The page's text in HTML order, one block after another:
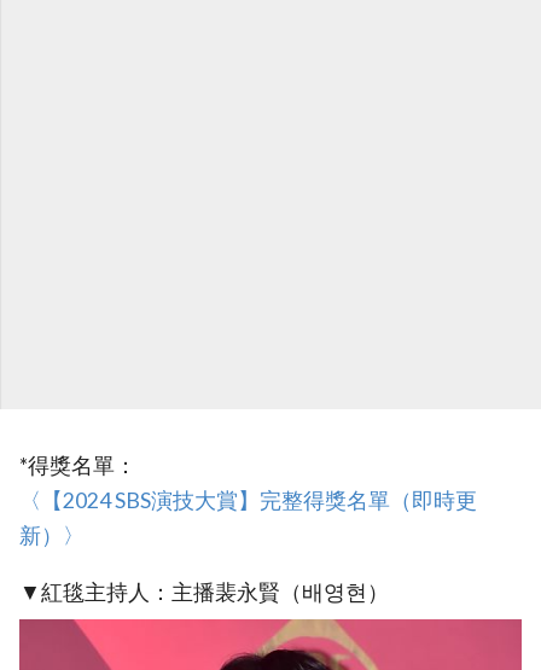
*得獎名單：
‎〈【2024 SBS演技大賞】完整得獎名單（即時更
新）〉‎
▼紅毯主持人：主播裴永賢（배영현）